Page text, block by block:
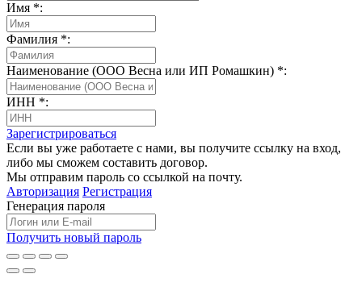
Имя *:
Фамилия *:
Наименование (ООО Весна или ИП Ромашкин) *:
ИНН *:
Зарегистрироваться
Если вы уже работаете с нами, вы получите ссылку на вход,
либо мы сможем составить договор.
Мы отправим пароль со ссылкой на почту.
Авторизация Регистрация
Генерация пароля
Получить новый пароль